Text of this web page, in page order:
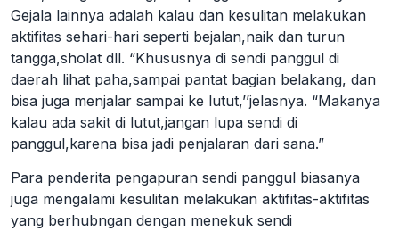
Gejala lainnya adalah kalau dan kesulitan melakukan
aktifitas sehari-hari seperti bejalan,naik dan turun
tangga,sholat dll. “Khususnya di sendi panggul di
daerah lihat paha,sampai pantat bagian belakang, dan
bisa juga menjalar sampai ke lutut,’’jelasnya. “Makanya
kalau ada sakit di lutut,jangan lupa sendi di
panggul,karena bisa jadi penjalaran dari sana.”
Para penderita pengapuran sendi panggul biasanya
juga mengalami kesulitan melakukan aktifitas-aktifitas
yang berhubngan dengan menekuk sendi